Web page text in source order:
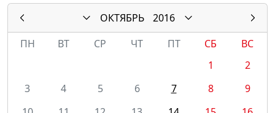
ОКТЯБРЬ
2016
ПН
ВТ СР ЧТ ПТ СБ
ВС
1
2
3
4 5 6 7 8
9